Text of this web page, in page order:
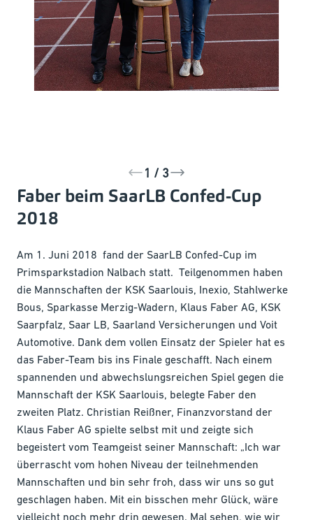
1 / 3
Faber beim SaarLB Confed-Cup
2018
Am 1. Juni 2018 fand der SaarLB Confed-Cup im
Primsparkstadion Nalbach statt. Teilgenommen haben
die Mannschaften der KSK Saarlouis, Inexio, Stahlwerke
Bous, Sparkasse Merzig-Wadern, Klaus Faber AG, KSK
Saarpfalz, Saar LB, Saarland Versicherungen und Voit
Automotive. Dank dem vollen Einsatz der Spieler hat es
das Faber-Team bis ins Finale geschafft. Nach einem
spannenden und abwechslungsreichen Spiel gegen die
Mannschaft der KSK Saarlouis, belegte Faber den
zweiten Platz. Christian Reißner, Finanzvorstand der
Klaus Faber AG spielte selbst mit und zeigte sich
begeistert vom Teamgeist seiner Mannschaft: „Ich war
überrascht vom hohen Niveau der teilnehmenden
Mannschaften und bin sehr froh, dass wir uns so gut
geschlagen haben. Mit ein bisschen mehr Glück, wäre
vielleicht noch mehr drin gewesen. Mal sehen, wie wir